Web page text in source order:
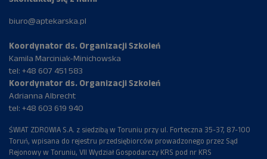
biuro@aptekarska.pl
Koordynator ds. Organizacji Szkoleń
Kamila Marciniak-Minichowska
tel: +48 607 451 583
Koordynator ds. Organizacji Szkoleń
Adrianna Albrecht
tel: +48 603 619 940
ŚWIAT ZDROWIA S.A. z siedzibą w Toruniu przy ul. Forteczna 35-37, 87-100
Toruń, wpisana do rejestru przedsiębiorców prowadzonego przez Sąd
Rejonowy w Toruniu, VII Wydział Gospodarczy KRS pod nr KRS